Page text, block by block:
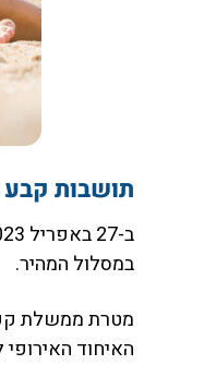
תושבות
במסלול המהיר.
מטרת ממשלת
האיחוד